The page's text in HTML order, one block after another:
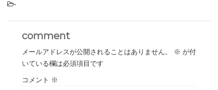
-
comment
メールアドレスが公開されることはありません。 ※ が付
いている欄は必須項目です
コメント ※